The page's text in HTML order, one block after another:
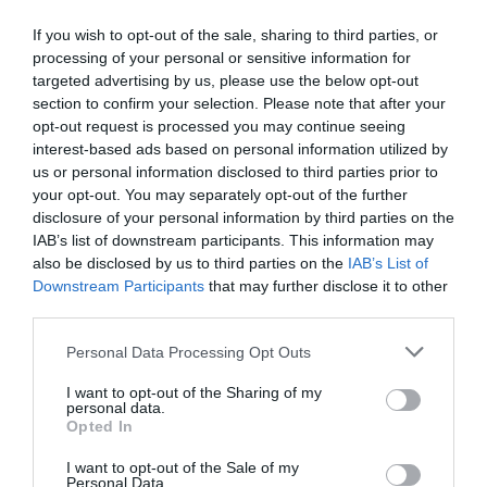
If you wish to opt-out of the sale, sharing to third parties, or
processing of your personal or sensitive information for
targeted advertising by us, please use the below opt-out
section to confirm your selection. Please note that after your
opt-out request is processed you may continue seeing
interest-based ads based on personal information utilized by
us or personal information disclosed to third parties prior to
your opt-out. You may separately opt-out of the further
disclosure of your personal information by third parties on the
IAB’s list of downstream participants. This information may
also be disclosed by us to third parties on the IAB’s List of
Downstream Participants that may further disclose it to other
Please note that this website/app uses one or more Google
not limited to your visit or usage behaviour. You may click to
grant or deny consent to Google and its third-party tags to
use your data for below specified purposes in below Google
consent section.
Personal Data Processing Opt Outs
I want to opt-out of the Sharing of my
personal data.
Opted In
I want to opt-out of the Sale of my
Personal Data.
állatok túlélését.
A kutatáshoz a tudósok 40 nőstény orka életét
vizsgálták 1982 és 2021 között, és felfedezték, hogy
minden egyes élő fiú után annak a valószínűsége,
hogy az anya egy újabb borjút neveljen fel, a felére
csökkent.
A Vancouver és Seattle közötti part menti vizekben
élő, veszélyeztetett populáció folyamatos
vizsgálatátDr. Ken Balcomb kezdte el. A
szakember kezdetben csupán a delfinek túlélését
Az ezt követő munka azonban olyan betekintést
engedett az orkák életébe, amelyre csak több
évtizedes tanulmányozás során derülhetett fény. A
biológusok a CWR-rel együttműködve feltárták